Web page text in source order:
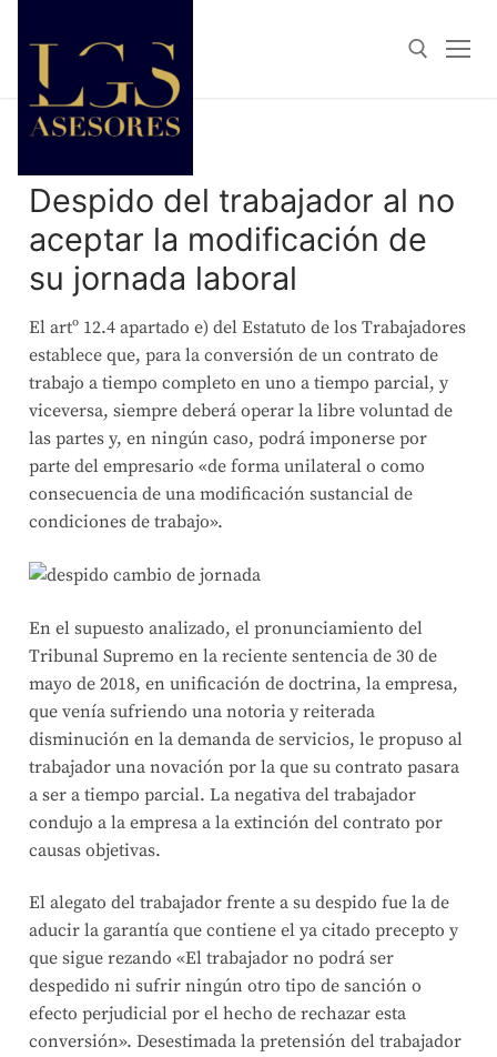
Despido del trabajador al no
aceptar la modificación de
su jornada laboral
El artº 12.4 apartado e) del Estatuto de los Trabajadores
establece que, para la conversión de un contrato de
trabajo a tiempo completo en uno a tiempo parcial, y
viceversa, siempre deberá operar la libre voluntad de
las partes y, en ningún caso, podrá imponerse por
parte del empresario «de forma unilateral o como
consecuencia de una modificación sustancial de
condiciones de trabajo».
En el supuesto analizado, el pronunciamiento del
Tribunal Supremo en la reciente sentencia de 30 de
mayo de 2018, en unificación de doctrina, la empresa,
que venía sufriendo una notoria y reiterada
disminución en la demanda de servicios, le propuso al
trabajador una novación por la que su contrato pasara
a ser a tiempo parcial. La negativa del trabajador
condujo a la empresa a la extinción del contrato por
causas objetivas.
El alegato del trabajador frente a su despido fue la de
aducir la garantía que contiene el ya citado precepto y
que sigue rezando «El trabajador no podrá ser
despedido ni sufrir ningún otro tipo de sanción o
efecto perjudicial por el hecho de rechazar esta
conversión». Desestimada la pretensión del trabajador